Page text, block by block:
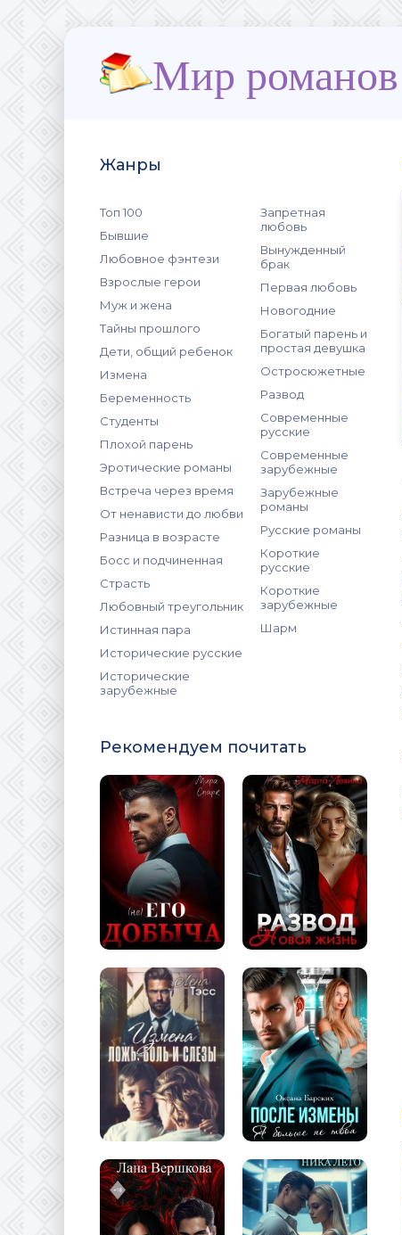
Мир романов
Жанры
Топ 100
Бывшие
Любовное фэнтези
Взрослые герои
Муж и жена
Тайны прошлого
Дети, общий ребенок
Измена
Беременность
Студенты
Плохой парень
Эротические романы
Встреча через время
От ненависти до любви
Разница в возрасте
Босс и подчиненная
Страсть
Любовный треугольник
Истинная пара
Исторические русские
Исторические
зарубежные
Запретная
любовь
Вынужденный
брак
Первая любовь
Новогодние
Богатый парень и
простая девушка
Остросюжетные
Развод
Современные
русские
Современные
зарубежные
Зарубежные
романы
Русские романы
Короткие
русские
Короткие
зарубежные
Шарм
Рекомендуем почитать